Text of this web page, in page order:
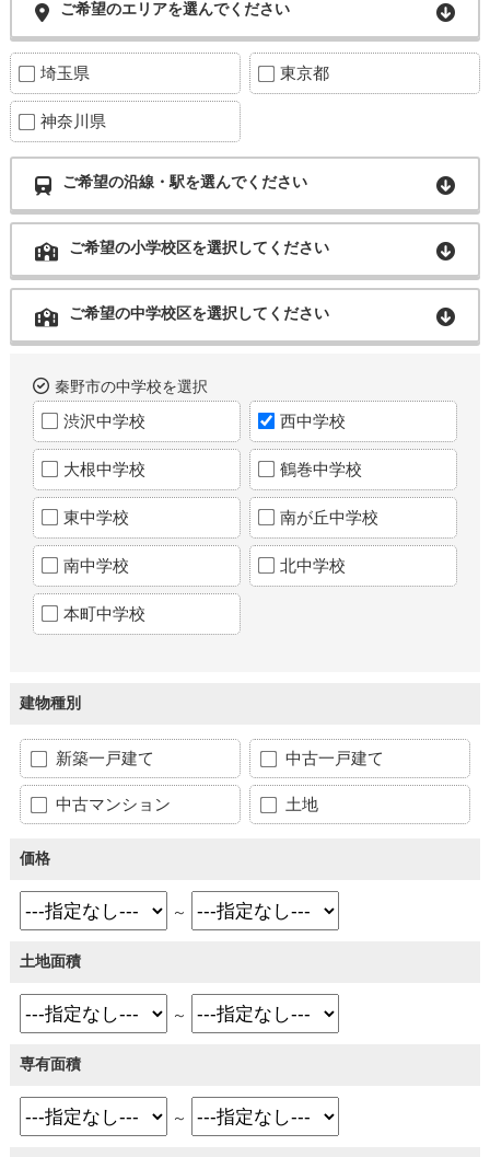
ご希望のエリアを選んでください
埼玉県 東京都
神奈川県
ご希望の沿線・駅を選んでください
ご希望の小学校区を選択してください
ご希望の中学校区を選択してください
秦野市の中学校を選択
渋沢中学校 西中学校
大根中学校 鶴巻中学校
東中学校 南が丘中学校
南中学校 北中学校
本町中学校
建物種別
新築一戸建て 中古一戸建て
中古マンション 土地
価格
～
土地面積
～
専有面積
～